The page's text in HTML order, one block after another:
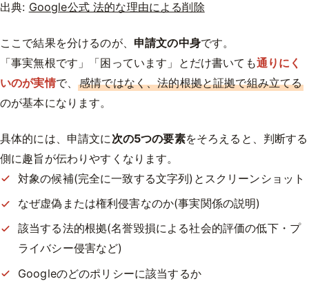
出典: Google公式 法的な理由による削除
ここで結果を分けるのが、 申請文の中身です。
「事実無根です」「困っています」とだけ書いても通りにく
いのが実情で、感情ではなく、法的根拠と証拠で組み立てる
のが基本になります。
具体的には、申請文に 次の5つの要素をそろえると、判断する
側に趣旨が伝わりやすくなります。
対象の候補(完全に一致する文字列)とスクリーンショット
なぜ虚偽または権利侵害なのか(事実関係の説明)
該当する法的根拠(名誉毀損による社会的評価の低下・プ
ライバシー侵害など)
Googleのどのポリシーに該当するか